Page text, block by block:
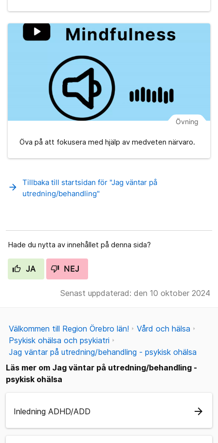
Övning
Öva på att fokusera med hjälp av medveten närvaro.
arrow_forward
Tillbaka till startsidan för "Jag väntar på
utredning/behandling"
Hade du nytta av innehållet på denna sida?
JA NEJ
Senast uppdaterad: den 10 oktober 2024
Välkommen till Region Örebro län!
Vård och hälsa
Psykisk ohälsa och psykiatri
Jag väntar på utredning/behandling - psykisk ohälsa
Läs mer om Jag väntar på utredning/behandling -
psykisk ohälsa
Inledning ADHD/ADD arrow_forward